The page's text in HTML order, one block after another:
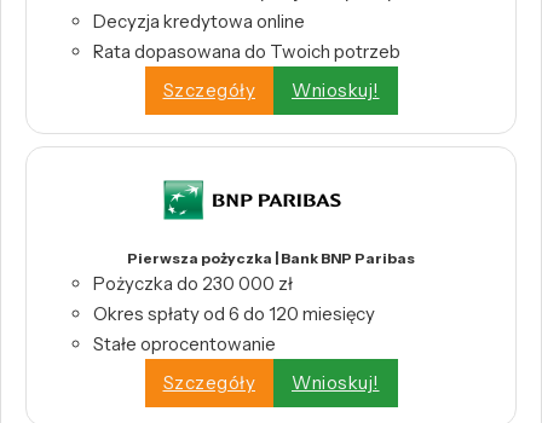
Decyzja kredytowa online
Rata dopasowana do Twoich potrzeb
Szczegóły
Wnioskuj!
Pierwsza pożyczka | Bank BNP Paribas
Pożyczka do 230 000 zł
Okres spłaty od 6 do 120 miesięcy
Stałe oprocentowanie
Szczegóły
Wnioskuj!